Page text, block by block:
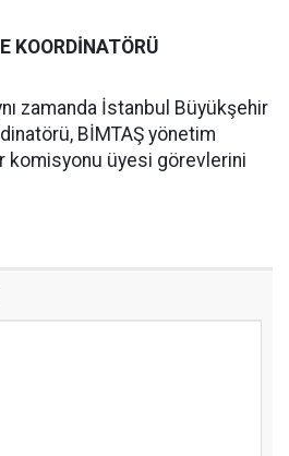
KOORDİNATÖRÜ
zamanda İstanbul Büyükşehir
BİMTAŞ yönetim
komisyonu üyesi görevlerini